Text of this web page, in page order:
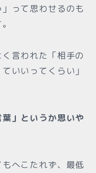
って思わせるのも
言われた「相手の
いいってくらい」
葉」というか思いや
へこたれず、最低